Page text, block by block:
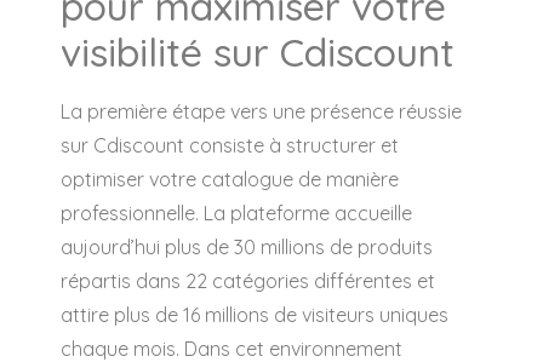
visibilité sur Cdiscount
La première étape vers une présence réussie
sur Cdiscount consiste à structurer et
optimiser votre catalogue de manière
professionnelle. La plateforme accueille
aujourd’hui plus de 30 millions de produits
répartis dans 22 catégories différentes et
attire plus de 16 millions de visiteurs uniques
chaque mois. Dans cet environnement